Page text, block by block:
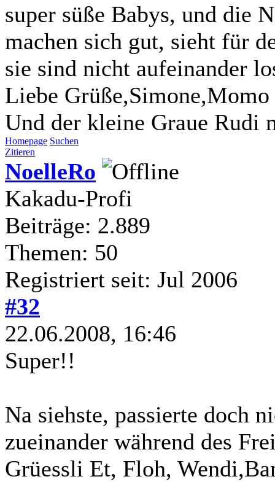
super süße Babys, und die
machen sich gut, sieht für
sie sind nicht aufeinander
Liebe
Und der kleine Graue Rudi
Homepage Suchen
Zitieren
NoelleRo
Kakadu-Profi
Beiträge: 2.889
Themen: 50
Registriert seit: Jul 2006
#32
22.06.2008, 16:46
Super!!
Na siehste, passierte doch
zueinander während des
Grüessli Et, Floh,